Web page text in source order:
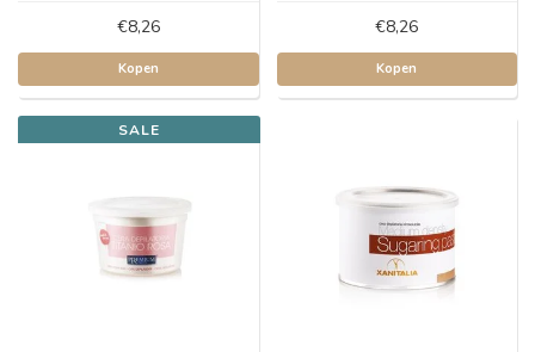
€8,26
Kopen
€8,26
Kopen
SALE